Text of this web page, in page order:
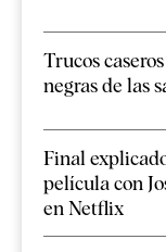
Trucos
negras de las
Final
película con
en Netflix